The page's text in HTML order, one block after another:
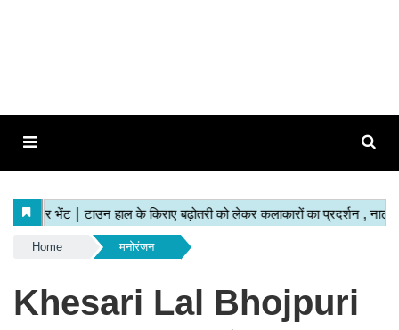
Home मनोरंजन
Khesari Lal Bhojpuri